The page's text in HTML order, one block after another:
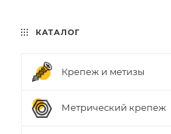
КАТАЛОГ
Крепеж и метизы
Метрический крепеж